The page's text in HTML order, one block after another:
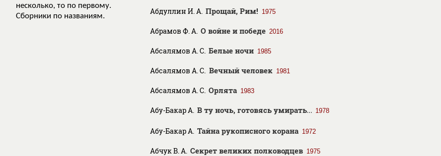
несколько, то по первому.
Сборники по названиям.
Абдуллин И. А. Прощай, Рим! 1975
Абрамов Ф. А. О войне и победе 2016
Абсалямов А. С. Белые ночи 1985
Абсалямов А. С. Вечный человек 1981
Абсалямов А. С. Орлята 1983
Абу-Бакар А. В ту ночь, готовясь умирать… 1978
Абу-Бакар А. Тайна рукописного корана 1972
Абчук В. А. Секрет великих полководцев 1975